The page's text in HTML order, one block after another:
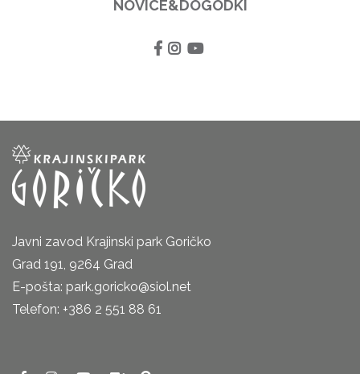
NOVICE&DOGODKI
Javni zavod Krajinski park Goričko
Grad 191, 9264 Grad
E-pošta: park.goricko@siol.net
Telefon: +386 2 551 88 61